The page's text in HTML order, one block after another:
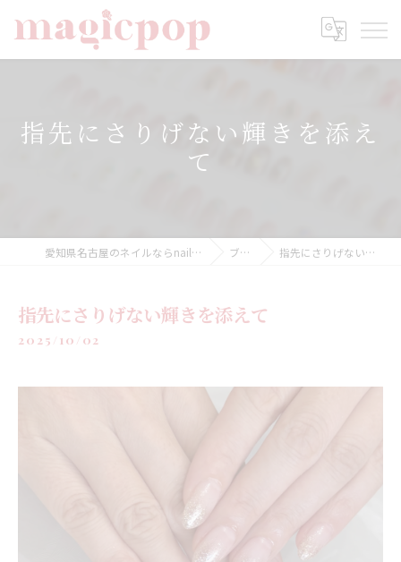
指先にさりげない輝きを添え
て
愛知県名古屋のネイルならnailsalon magicpop ブログ 指先にさりげない輝きを添えて
指先にさりげない輝きを添えて
2025/10/02